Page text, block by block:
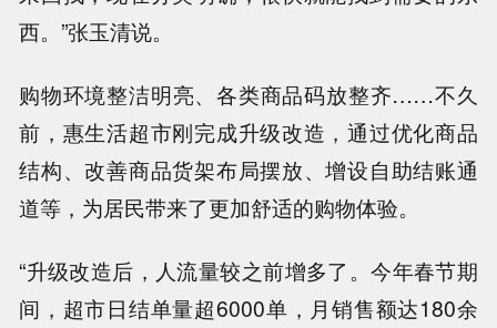
西。”张玉清说。
购物环境整洁明亮、各类商品码放整齐……不久
前，惠生活超市刚完成升级改造，通过优化商品
结构、改善商品货架布局摆放、增设自助结账通
道等，为居民带来了更加舒适的购物体验。
“升级改造后，人流量较之前增多了。今年春节期
间，超市日结单量超6000单，月销售额达180余